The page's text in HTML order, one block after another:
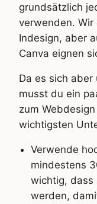
grundsätzlich
verwenden. Wir
Indesign, aber
Canva eignen
Da es sich
musst du ein
zum
wichtigsten
Verwende
mindestens
wichtig, dass
werden,